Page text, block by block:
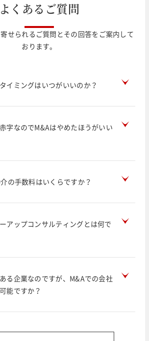
よ く ある ご質問
せられるご質問とその回答をご案内して
おります。
イミングはいつがいいのか？
字なのでM&Aはやめたほうがいい
の手数料はいくらですか？
アップコンサルティングとは何で
る企業なのですが、M&Aでの会社
能ですか？